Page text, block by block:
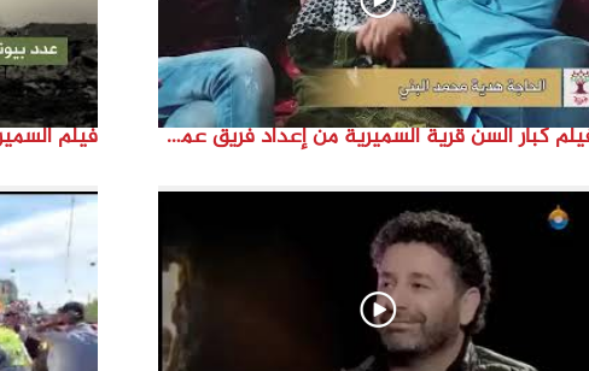
e
o
فيلم كبار السن قرية السميرية من إعداد فريق عمل مؤسسة هوية